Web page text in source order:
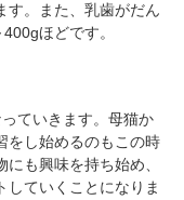
す。また、乳歯がだん
ほどです。
ていきます。母猫か
をし始めるのもこの時
も興味を持ち始め、
していくことになりま